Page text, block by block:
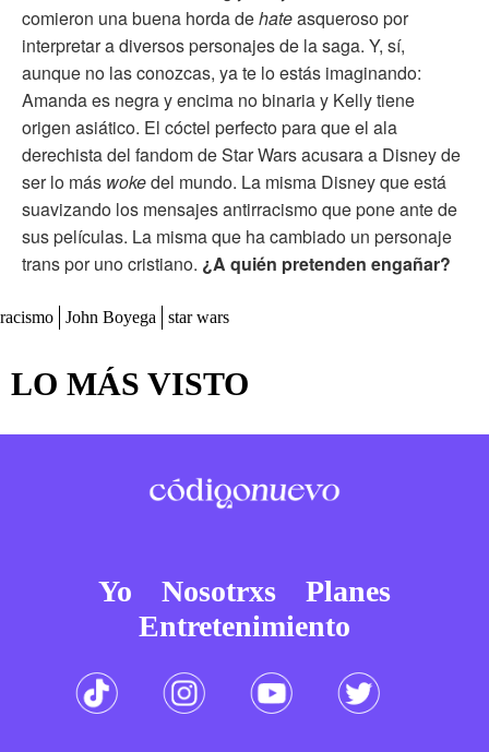
comieron una buena horda dehateasqueroso por
interpretar a diversos personajes de la saga. Y, sí,
aunque no las conozcas, ya te lo estás imaginando:
Amanda es negra y encima no binaria y Kelly tiene
origen asiático. El cóctel perfecto para que el ala
derechista del fandom de Star Wars acusara a Disney de
ser lo más wokedel mundo. La misma Disney que está
suavizando los mensajes antirracismo que pone ante de
sus películas. La misma que ha cambiado un personaje
trans por uno cristiano. ¿A quién pretenden engañar?
racismo John Boyega star wars
LO MÁS VISTO
Yo Nosotrxs
Planes
Entretenimiento